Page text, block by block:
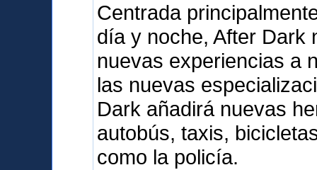
Centrada
día y noche, After Dark
nuevas experiencias a
las nuevas
Dark añadirá nuevas
autobús, taxis,
como la policía.